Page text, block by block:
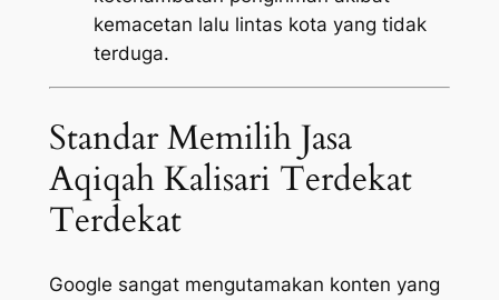
kemacetan lalu lintas kota yang tidak
terduga.
Standar Memilih Jasa
Aqiqah Kalisari Terdekat
Terdekat
Google sangat mengutamakan konten yang